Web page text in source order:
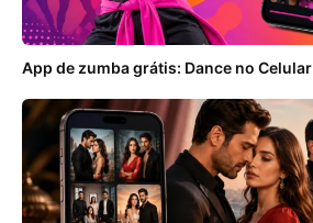
App de zumba grátis: Dance no Celular